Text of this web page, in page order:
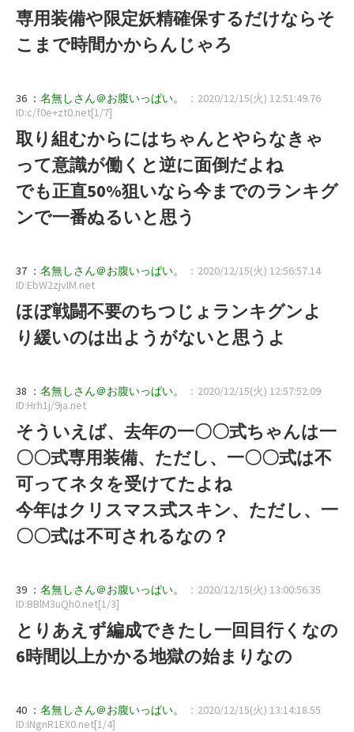
専用装備や限定妖精確保するだけならそ
こまで時間かからんじゃろ
36 ： 名無しさん＠お腹いっぱい。
：2020/12/15(火) 12:51:49.76
ID:c/f0e+zt0.net[1/7]
取り組むからにはちゃんとやらなきゃ
って意識が働くと逆に面倒だよね
でも正直50%狙いなら今までのランキグ
ンで一番ぬるいと思う
37 ： 名無しさん＠お腹いっぱい。
：2020/12/15(火) 12:56:57.14
ID:EbW2zjvIM.net
ほぼ戦闘不要のちつじょランキグンよ
り緩いのは出ようがないと思うよ
38 ： 名無しさん＠お腹いっぱい。
：2020/12/15(火) 12:57:52.09
ID:Hrh1j/9ja.net
そういえば、去年の一〇〇式ちゃんは一
〇〇式専用装備、ただし、一〇〇式は不
可ってネタを受けてたよね
今年はクリスマス式スキン、ただし、一
〇〇式は不可されるなの？
39 ： 名無しさん＠お腹いっぱい。
：2020/12/15(火) 13:00:56.35
ID:BBlM3uQh0.net[1/3]
とりあえず編成できたし一回目行くなの
6時間以上かかる地獄の始まりなの
40 ： 名無しさん＠お腹いっぱい。
：2020/12/15(火) 13:14:18.55
ID:INgnR1EX0.net[1/4]